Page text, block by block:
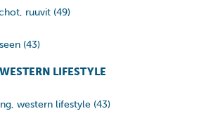
ruuvit (49)
(43)
LIFESTYLE
western lifestyle (43)